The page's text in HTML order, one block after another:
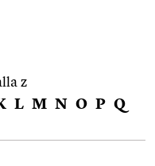
z
L M N O P Q